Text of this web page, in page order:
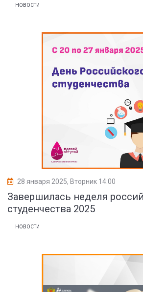
НОВОСТИ
28 января 2025, Вторник 14:00
Завершилась неделя
студенчества 2025
НОВОСТИ